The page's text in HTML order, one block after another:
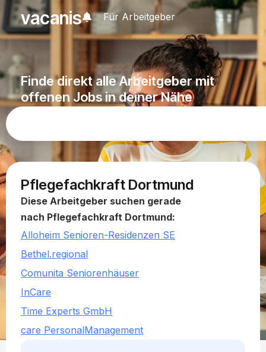
vacanis Für Arbeitgeber
Finde direkt alle Arbeitgeber mit
offenen Jobs in deiner Nähe
Pflegefachkraft Dortmund
Diese Arbeitgeber suchen gerade
nach Pflegefachkraft Dortmund:
Alloheim Senioren-Residenzen SE
Bethel.regional
Comunita Seniorenhäuser
InCare
Time Experts GmbH
care PersonalManagement